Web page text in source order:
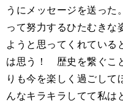
うにメッセージを送っ
って努力するひたむきな
ようと思ってくれている
は思う！ 歴史を繋ぐこ
りも今を楽しく過ごし
んなキラキラしてて私は